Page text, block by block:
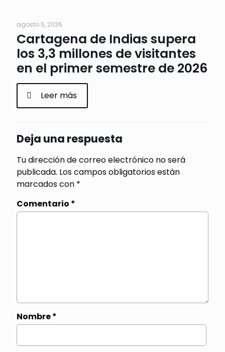
agosto 5, 2026
Cartagena de Indias supera
los 3,3 millones de visitantes
en el primer semestre de 2026
Leer más
Deja una respuesta
Tu dirección de correo electrónico no será
publicada. Los campos obligatorios están
marcados con *
Comentario *
Nombre*